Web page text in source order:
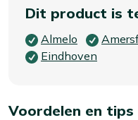
Dit product is
Almelo
Eindhoven
Voordelen en tips